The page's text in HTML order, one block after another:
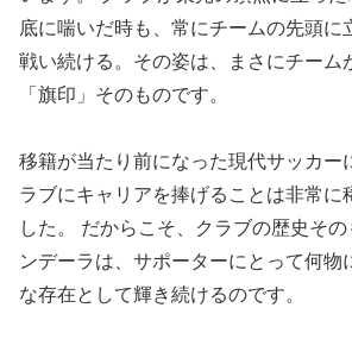
底に喘いだ時も、常にチームの先頭に
戦い続ける。その姿は、まさにチーム
「旗印」そのものです。
移籍が当たり前になった現代サッカー
ラブにキャリアを捧げることは非常に
した。 だからこそ、クラブの歴史そ
ンデーラは、サポーターにとって何物
な存在として輝き続けるのです。